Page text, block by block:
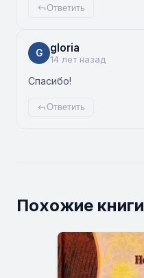
Ответить
G gloria
14 лет назад
Спасибо!
Ответить
Похожие книги